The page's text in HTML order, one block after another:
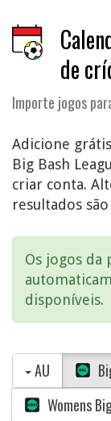
de
Importe jogos
Adicione
Big Bash
criar conta.
resultados
Os jogos da
disponíveis.
AU
Womens